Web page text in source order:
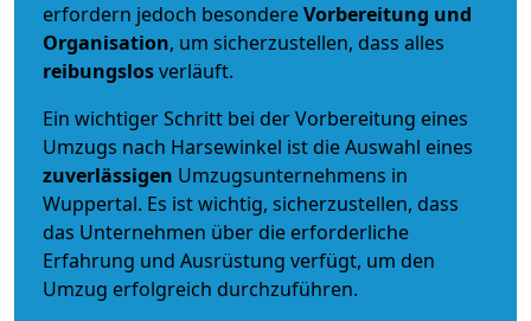
erfordern jedoch besondereVorbereitung und
Organisation, um sicherzustellen, dass alles
reibungslosverläuft.
Ein wichtiger Schritt bei der Vorbereitung eines
Umzugs nach Harsewinkel ist die Auswahl eines
zuverlässigen Umzugsunternehmens in
Wuppertal. Es ist wichtig, sicherzustellen, dass
das Unternehmen über die erforderliche
Erfahrung und Ausrüstung verfügt, um den
Umzug erfolgreich durchzuführen.